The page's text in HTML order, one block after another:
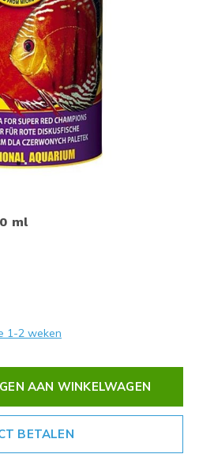
ml
1-2 weken
AAN WINKELWAGEN
BETALEN